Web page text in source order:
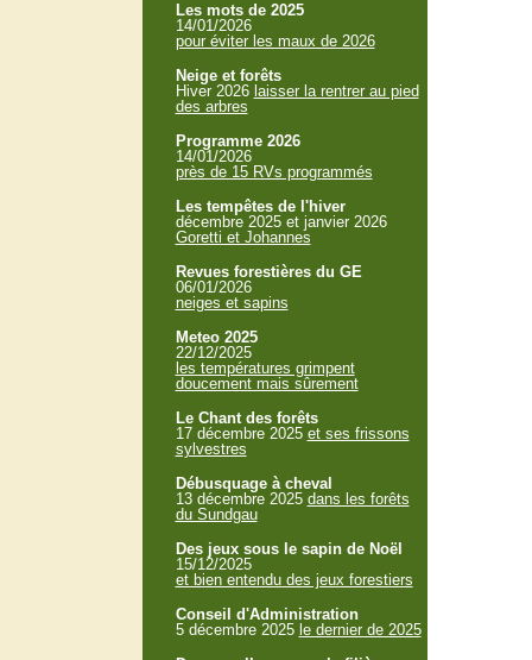
Les mots de 2025
14/01/2026
pour éviter les maux de 2026
Neige et forêts
Hiver 2026 laisser la rentrer au pied
des arbres
Programme 2026
14/01/2026
près de 15 RVs programmés
Les tempêtes de l'hiver
décembre 2025 et janvier 2026
Goretti et Johannes
Revues forestières du GE
06/01/2026
neiges et sapins
Meteo 2025
22/12/2025
les températures grimpent
doucement mais sûrement
Le Chant des forêts
17 décembre 2025 et ses frissons
sylvestres
Débusquage à cheval
13 décembre 2025 dans les forêts
du Sundgau
Des jeux sous le sapin de Noël
15/12/2025
et bien entendu des jeux forestiers
Conseil d'Administration
5 décembre 2025 le dernier de 2025